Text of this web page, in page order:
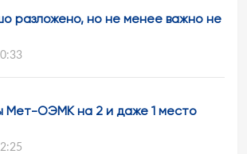
разложено, но не менее важно не
Мет-ОЭМК на 2 и даже 1 место